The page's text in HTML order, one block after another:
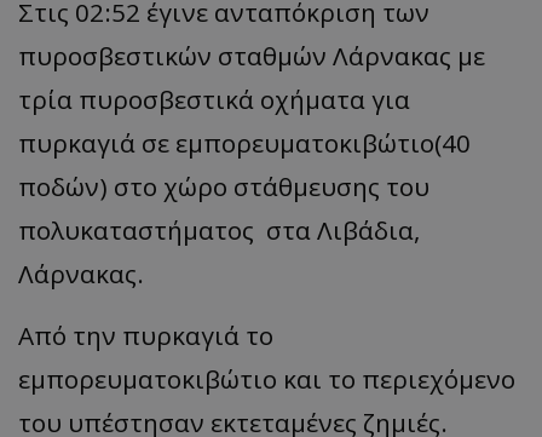
Στις 02:52 έγινε ανταπόκριση των
πυροσβεστικών σταθμών Λάρνακας με
τρία πυροσβεστικά οχήματα για
πυρκαγιά σε εμπορευματοκιβώτιο(40
ποδών) στο χώρο στάθμευσης του
πολυκαταστήματος στα Λιβάδια,
Λάρνακας.
Από την πυρκαγιά το
εμπορευματοκιβώτιο και το περιεχόμενο
του υπέστησαν εκτεταμένες ζημιές.